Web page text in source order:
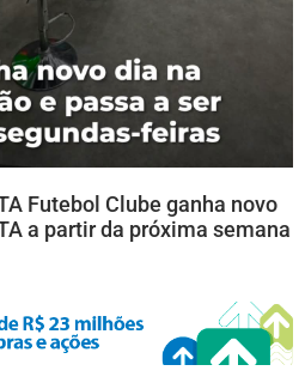
Futebol Clube ganha novo
a partir da próxima semana